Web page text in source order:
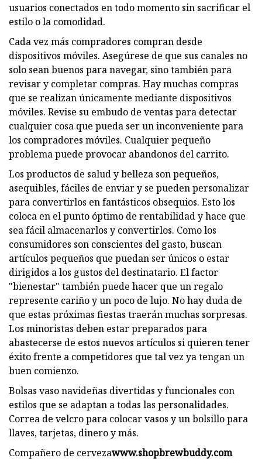
usuarios conectados en todo momento sin sacrificar el
estilo o la comodidad.
Cada vez más compradores compran desde
dispositivos móviles. Asegúrese de que sus canales no
solo sean buenos para navegar, sino también para
revisar y completar compras. Hay muchas compras
que se realizan únicamente mediante dispositivos
móviles. Revise su embudo de ventas para detectar
cualquier cosa que pueda ser un inconveniente para
los compradores móviles. Cualquier pequeño
problema puede provocar abandonos del carrito.
Los productos de salud y belleza son pequeños,
asequibles, fáciles de enviar y se pueden personalizar
para convertirlos en fantásticos obsequios. Esto los
coloca en el punto óptimo de rentabilidad y hace que
sea fácil almacenarlos y convertirlos. Como los
consumidores son conscientes del gasto, buscan
artículos pequeños que puedan ser únicos o estar
dirigidos a los gustos del destinatario. El factor
"bienestar" también puede hacer que un regalo
represente cariño y un poco de lujo. No hay duda de
que estas próximas fiestas traerán muchas sorpresas.
Los minoristas deben estar preparados para
abastecerse de estos nuevos artículos si quieren tener
éxito frente a competidores que tal vez ya tengan un
buen comienzo.
Bolsas vaso navideñas divertidas y funcionales con
estilos que se adaptan a todas las personalidades.
Correa de velcro para colocar vasos y un bolsillo para
llaves, tarjetas, dinero y más.
Compañero de cervezawww.shopbrewbuddy.com